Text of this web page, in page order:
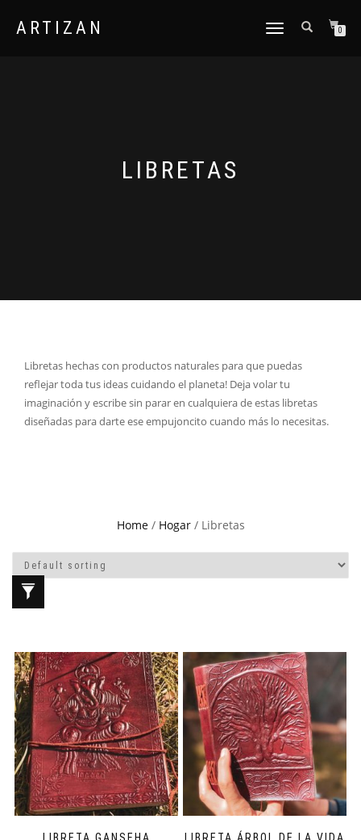
ARTIZAN
CAMBIAR
0
LIBRETAS
Libretas hechas con productos naturales para que puedas
reflejar toda tus ideas cuidando el planeta! Deja volar tu
imaginación y escribe sin parar en cualquiera de estas libretas
diseñadas para darte ese empujoncito cuando más lo necesitas.
Home/ Hogar/ Libretas